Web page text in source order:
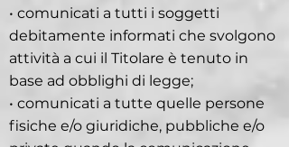
• comunicati a tutti i soggetti
debitamente informati che svolgono
attività a cui il Titolare è tenuto in
base ad obblighi di legge;
• comunicati a tutte quelle persone
fisiche e/o giuridiche, pubbliche e/o